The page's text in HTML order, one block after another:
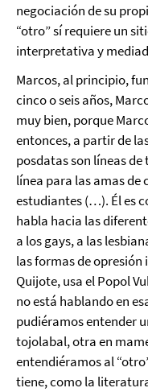
negociación de su
“otro” sí requiere un
interpretativa y
Marcos, al principio,
cinco o seis años,
muy bien, porque
entonces, a partir de
posdatas son líneas
línea para las amas de
estudiantes (…). Él es
habla hacia las
a los gays, a las
las formas de opresión
Quijote, usa el Popol
no está hablando en
pudiéramos entender
tojolabal, otra en
entendiéramos al
tiene, como la